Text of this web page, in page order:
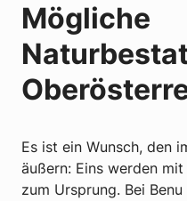
Mögliche
Es ist ein Wunsch, den
äußern: Eins werden
zum Ursprung. Bei